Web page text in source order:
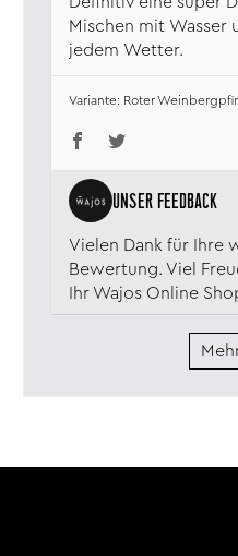
Mischen mit Wasser
jedem Wetter.
Vielen Dank für Ihre
Bewertung. Viel
Ihr Wajos Online
Roter